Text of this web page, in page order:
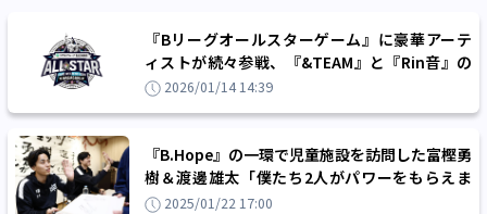
『Bリーグオールスターゲーム』に豪華アーテ
ィストが続々参戦、『&TEAM』と『Rin音』の
出演が決定！
2026/01/14 14:39
『B.Hope』の一環で児童施設を訪問した富樫勇
樹＆渡邊雄太「僕たち2人がパワーをもらえま
した」2025/01/22 17:00